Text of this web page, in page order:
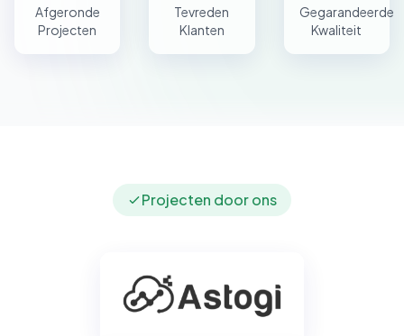
Afgeronde
Projecten
Tevreden
Klanten
Gegarandeerde
Kwaliteit
Projecten door ons